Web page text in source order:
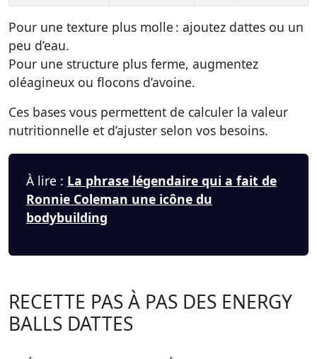
Pour une texture plus molle : ajoutez dattes ou un
peu d’eau.
Pour une structure plus ferme, augmentez
oléagineux ou flocons d’avoine.
Ces bases vous permettent de calculer la valeur
nutritionnelle et d’ajuster selon vos besoins.
À lire : La phrase légendaire qui a fait de
Ronnie Coleman une icône du
bodybuilding
RECETTE PAS À PAS DES ENERGY
BALLS DATTES